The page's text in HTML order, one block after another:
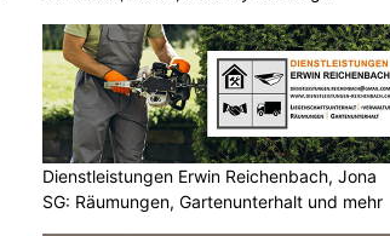
Dienstleistungen Erwin Reichenbach, Jona
SG: Räumungen, Gartenunterhalt und mehr